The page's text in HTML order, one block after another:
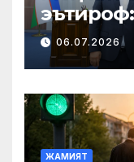
нафар
билан
06.07.2026
ЖАМИЯТ